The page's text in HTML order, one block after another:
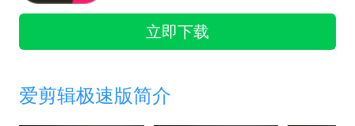
立即下载
爱剪辑极速版简介